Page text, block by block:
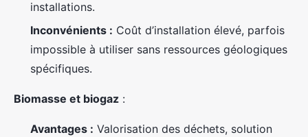
installations.
Inconvénients : Coût d’installation élevé, parfois
impossible à utiliser sans ressources géologiques
spécifiques.
Biomasse et biogaz :
Avantages : Valorisation des déchets, solution